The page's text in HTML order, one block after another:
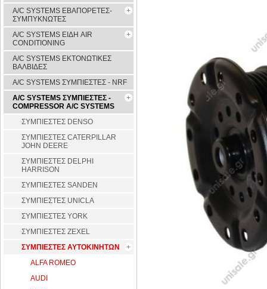
A/C SYSTEMS ΕΒΑΠΟΡΕΤΕΣ-
ΣΥΜΠYΚΝΩΤΕΣ
A/C SYSTEMS ΕΙΔΗ AIR
CONDITIONING
A/C SYSTEMS ΕΚΤΟΝΩΤΙΚΕΣ
ΒΑΛΒΙΔΕΣ
A/C SYSTEMS ΣΥΜΠΙΕΣΤΕΣ - NRF
A/C SYSTEMS ΣΥΜΠΙΕΣΤΕΣ -
COMPRESSOR A/C SYSTEMS
ΣΥΜΠΙΕΣΤΕΣ DENSO
ΣΥΜΠΙΕΣΤΕΣ CATERPILLAR
JOHN DEERE
ΣΥΜΠΙΕΣΤΕΣ DELPHI
HARRISON
ΣΥΜΠΙΕΣΤΕΣ SANDEN
ΣΥΜΠΙΕΣΤΕΣ UNICLA
ΣΥΜΠΙΕΣΤΕΣ YORK
ΣΥΜΠΙΕΣΤΕΣ ZEXEL
ΣΥΜΠΙΕΣΤΕΣ ΑΥΤΟΚΙΝΗΤΩΝ
ALFA ROMEO
AUDI